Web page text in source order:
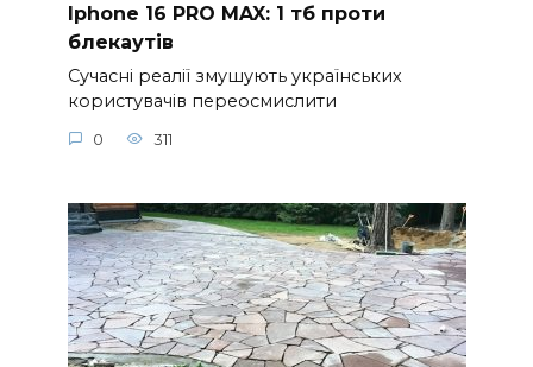
Iphone 16 PRO MAX: 1 тб проти
блекаутів
Сучасні реалії змушують українських
користувачів переосмислити
0 311